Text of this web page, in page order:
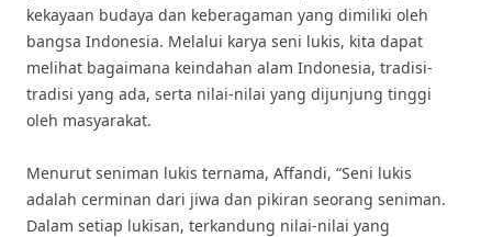
kekayaan budaya dan keberagaman yang dimiliki oleh
bangsa Indonesia. Melalui karya seni lukis, kita dapat
melihat bagaimana keindahan alam Indonesia, tradisi-
tradisi yang ada, serta nilai-nilai yang dijunjung tinggi
oleh masyarakat.
Menurut seniman lukis ternama, Affandi, “Seni lukis
adalah cerminan dari jiwa dan pikiran seorang seniman.
Dalam setiap lukisan, terkandung nilai-nilai yang